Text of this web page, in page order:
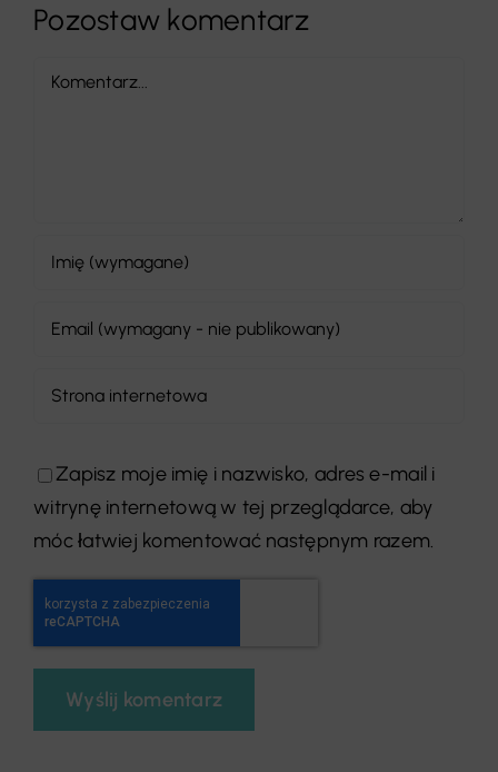
Pozostaw komentarz
Comment
Zapisz moje imię i nazwisko, adres e-mail i
witrynę internetową w tej przeglądarce, aby
móc łatwiej komentować następnym razem.